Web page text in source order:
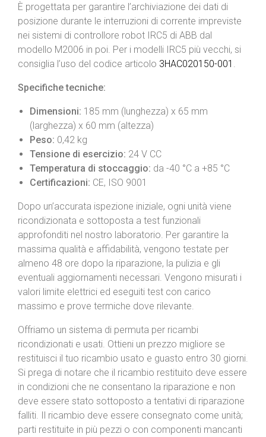
È progettata per garantire l’archiviazione dei dati di
posizione durante le interruzioni di corrente impreviste
nei sistemi di controllore robot IRC5 di ABB dal
modello M2006 in poi. Per i modelli IRC5 più vecchi, si
consiglia l’uso del codice articolo 3HAC020150-001 .
Specifiche tecniche:
Dimensioni: 185 mm (lunghezza) x 65 mm
(larghezza) x 60 mm (altezza)
Peso: 0,42 kg
Tensione di esercizio: 24 V CC
Temperatura di stoccaggio: da -40 °C a +85 °C
Certificazioni: CE, ISO 9001
Dopo un’accurata ispezione iniziale, ogni unità viene
ricondizionata e sottoposta a test funzionali
approfonditi nel nostro laboratorio. Per garantire la
massima qualità e affidabilità, vengono testate per
almeno 48 ore dopo la riparazione, la pulizia e gli
eventuali aggiornamenti necessari. Vengono misurati i
valori limite elettrici ed eseguiti test con carico
massimo e prove termiche dove rilevante.
Offriamo un sistema di permuta per ricambi
ricondizionati e usati. Ottieni un prezzo migliore se
restituisci il tuo ricambio usato e guasto entro 30 giorni.
Si prega di notare che il ricambio restituito deve essere
in condizioni che ne consentano la riparazione e non
deve essere stato sottoposto a tentativi di riparazione
falliti. Il ricambio deve essere consegnato come unità;
parti restituite in più pezzi o con componenti mancanti